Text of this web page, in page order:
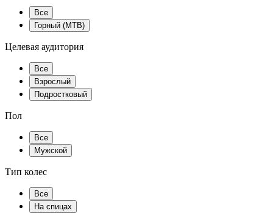
Все
Горный (MTB)
Целевая аудитория
Все
Взрослый
Подростковый
Пол
Все
Мужской
Тип колес
Все
На спицах